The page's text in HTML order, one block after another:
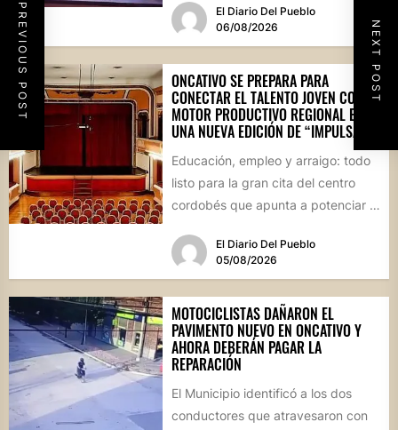
PREVIOUS POST NEXT POST
El Diario Del Pueblo
06/08/2026
ONCATIVO SE PREPARA PARA
CONECTAR EL TALENTO JOVEN CON EL
MOTOR PRODUCTIVO REGIONAL EN
UNA NUEVA EDICIÓN DE “IMPULSA”
Educación, empleo y arraigo: todo
listo para la gran cita del centro
cordobés que apunta a potenciar el
El Diario Del Pueblo
05/08/2026
MOTOCICLISTAS DAÑARON EL
PAVIMENTO NUEVO EN ONCATIVO Y
AHORA DEBERÁN PAGAR LA
REPARACIÓN
El Municipio identificó a los dos
conductores que atravesaron con